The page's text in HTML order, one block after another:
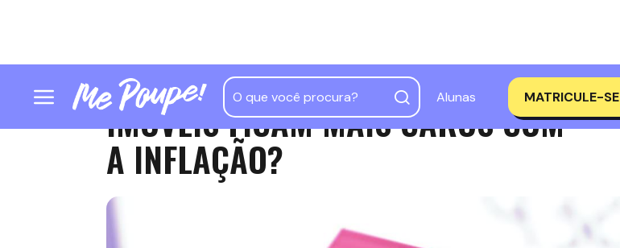
Alunas MATRICULE-SE
IMÓVEIS FICAM MAIS CAROS COM
A INFLAÇÃO?